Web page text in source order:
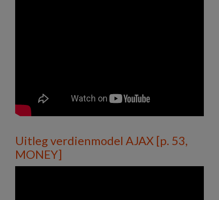
Uitleg verdienmodel AJAX [p. 53,
MONEY]